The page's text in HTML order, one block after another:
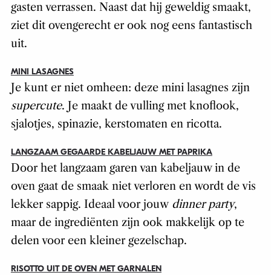
gasten verrassen. Naast dat hij geweldig smaakt,
ziet dit ovengerecht er ook nog eens fantastisch
uit.
MINI LASAGNES
Je kunt er niet omheen: deze mini lasagnes zijn
supercute. Je maakt de vulling met knoflook,
sjalotjes, spinazie, kerstomaten en ricotta.
LANGZAAM GEGAARDE KABELJAUW MET PAPRIKA
Door het langzaam garen van kabeljauw in de
oven gaat de smaak niet verloren en wordt de vis
lekker sappig. Ideaal voor jouw dinner party,
maar de ingrediënten zijn ook makkelijk op te
delen voor een kleiner gezelschap.
RISOTTO UIT DE OVEN MET GARNALEN